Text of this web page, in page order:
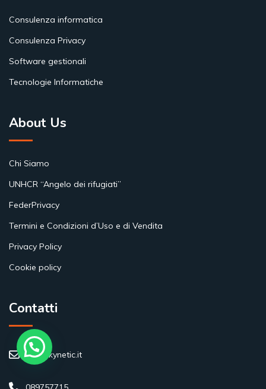
Consulenza informatica
Consulenza Privacy
Software gestionali
Tecnologie Informatiche
About Us
Chi Siamo
UNHCR “Angelo dei rifugiati”
FederPrivacy
Termini e Condizioni d’Uso e di Vendita
Privacy Policy
Cookie policy
Contatti
info@kynetic.it